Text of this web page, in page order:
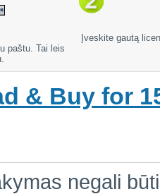
paštu. Tai leis
Įveskite gautą
& Buy for
negali